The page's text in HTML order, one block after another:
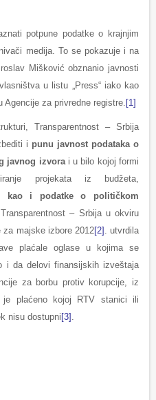
potpune podatke o krajnjim
medija. To se pokazuje i na
Mišković obznanio javnosti
u listu „Press“ iako kao
za privredne registre.[1]
Transparentnost – Srbija
i punu javnost podataka o
javnog izvora i u bilo kojoj formi
projekata iz budžeta,
kao i podatke o političkom
– Srbija u okviru
za majske izbore 2012[2] . utvrdila
plaćale oglase u kojima se
i da delovi finansijskih izveštaja
za borbu protiv korupcije, iz
plaćeno kojoj RTV stanici ili
nisu dostupni [3] .